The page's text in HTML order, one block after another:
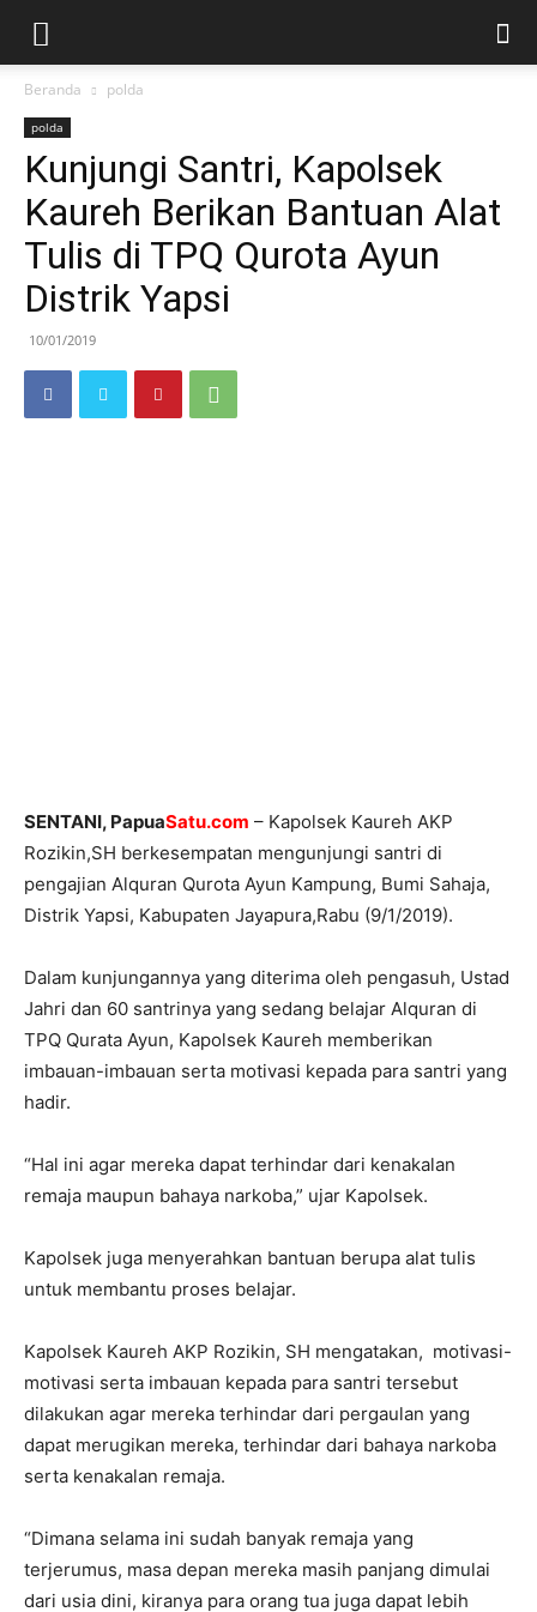
Beranda polda
polda
Kunjungi Santri, Kapolsek
Kaureh Berikan Bantuan Alat
Tulis di TPQ Qurota Ayun
Distrik Yapsi
10/01/2019
SENTANI, PapuaSatu.com – Kapolsek Kaureh AKP
Rozikin,SH berkesempatan mengunjungi santri di
pengajian Alquran Qurota Ayun Kampung, Bumi Sahaja,
Distrik Yapsi, Kabupaten Jayapura,Rabu (9/1/2019).
Dalam kunjungannya yang diterima oleh pengasuh, Ustad
Jahri dan 60 santrinya yang sedang belajar Alquran di
TPQ Qurata Ayun, Kapolsek Kaureh memberikan
imbauan-imbauan serta motivasi kepada para santri yang
hadir.
“Hal ini agar mereka dapat terhindar dari kenakalan
remaja maupun bahaya narkoba,” ujar Kapolsek.
Kapolsek juga menyerahkan bantuan berupa alat tulis
untuk membantu proses belajar.
Kapolsek Kaureh AKP Rozikin, SH mengatakan, motivasi-
motivasi serta imbauan kepada para santri tersebut
dilakukan agar mereka terhindar dari pergaulan yang
dapat merugikan mereka, terhindar dari bahaya narkoba
serta kenakalan remaja.
“Dimana selama ini sudah banyak remaja yang
terjerumus, masa depan mereka masih panjang dimulai
dari usia dini, kiranya para orang tua juga dapat lebih